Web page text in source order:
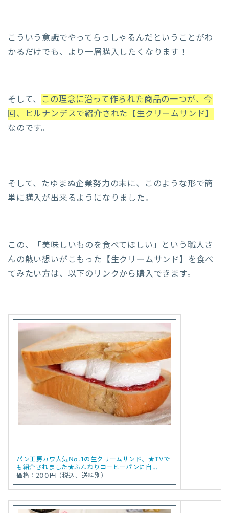
こういう意識でやってらっしゃるんだということがわ
かるだけでも、より一層購入したくなります！
そして、
この理念に沿って作られた商品の一つが、今
回、ヒルナンデスで紹介された【生クリームサンド】
なのです。
そして、たゆまぬ企業努力の末に、このような形で簡
単に購入が出来るようになりました。
この、「美味しいものを食べてほしい」という職人さ
んの熱い想いがこもった【生クリームサンド】を食べ
てみたい方は、以下のリンクから購入できます。
パン工房カワ人気No.1の生クリームサンド。★TVで
も紹介されました★ふんわりコーヒーパンに自…
価格：200円（税込、送料別）